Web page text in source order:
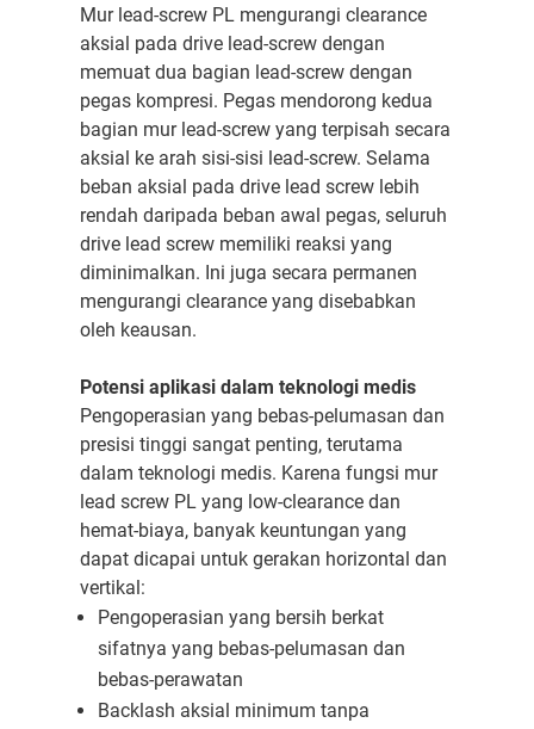
Mur lead-screw PL mengurangi clearance
aksial pada drive lead-screw dengan
memuat dua bagian lead-screw dengan
pegas kompresi. Pegas mendorong kedua
bagian mur lead-screw yang terpisah secara
aksial ke arah sisi-sisi lead-screw. Selama
beban aksial pada drive lead screw lebih
rendah daripada beban awal pegas, seluruh
drive lead screw memiliki reaksi yang
diminimalkan. Ini juga secara permanen
mengurangi clearance yang disebabkan
oleh keausan.
Potensi aplikasi dalam teknologi medis
Pengoperasian yang bebas-pelumasan dan
presisi tinggi sangat penting, terutama
dalam teknologi medis. Karena fungsi mur
lead screw PL yang low-clearance dan
hemat-biaya, banyak keuntungan yang
dapat dicapai untuk gerakan horizontal dan
vertikal:
Pengoperasian yang bersih berkat
sifatnya yang bebas-pelumasan dan
bebas-perawatan
Backlash aksial minimum tanpa